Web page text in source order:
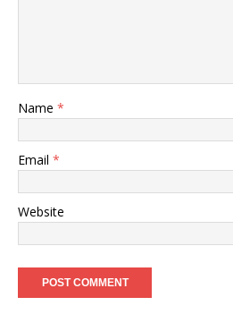
Name *
Email *
Website